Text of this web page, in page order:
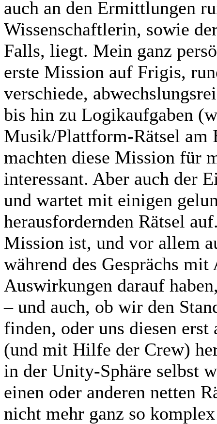
auch an den Ermittlungen
Wissenschaftlerin, sowie
Falls, liegt. Mein ganz
erste Mission auf Frigis,
verschiede,
bis hin zu Logikaufgaben
Musik/Plattform-Rätsel am
machten diese Mission für
interessant. Aber auch der
und wartet mit einigen
herausfordernden Rätsel
Mission ist, und vor allem
während des Gesprächs
Auswirkungen darauf
– und auch, ob wir den
finden, oder uns diesen erst
(und mit Hilfe der Crew)
in der Unity-Sphäre selbst
einen oder anderen netten
nicht mehr ganz so